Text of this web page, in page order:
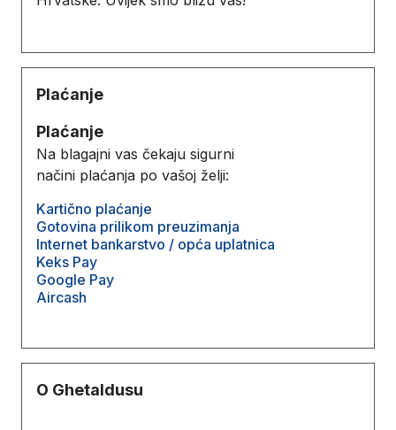
Plaćanje
Plaćanje
Na blagajni vas čekaju sigurni
načini plaćanja po vašoj želji:
Kartično plaćanje
Gotovina prilikom preuzimanja
Internet bankarstvo / opća uplatnica
Keks Pay
Google Pay
Aircash
O Ghetaldusu